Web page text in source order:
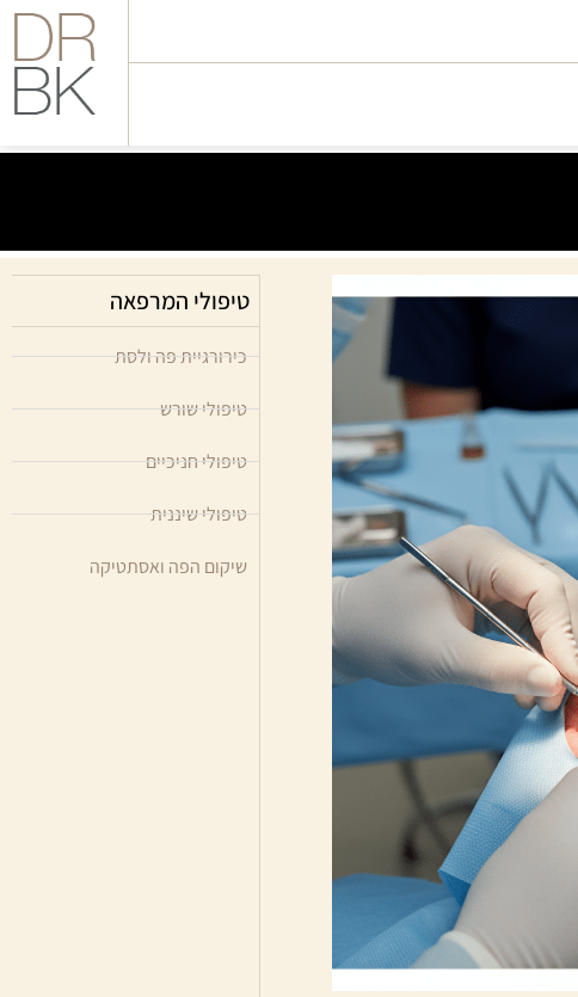
טיפולי המרפאה
כירורגיית פה ולסת
טיפולי שורש
טיפולי חניכיים
טיפולי שיננית
שיקום הפה ואסתטיקה